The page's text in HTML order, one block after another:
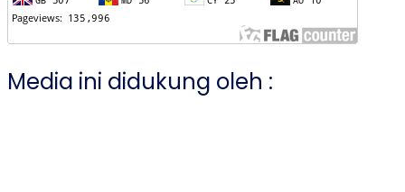
Media ini didukung oleh :